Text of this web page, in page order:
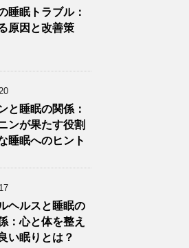
睡眠トラブル：
原因と改善策
と睡眠の関係：
ンが果たす役割
睡眠へのヒント
ヘルスと睡眠の
：心と体を整え
い眠りとは？